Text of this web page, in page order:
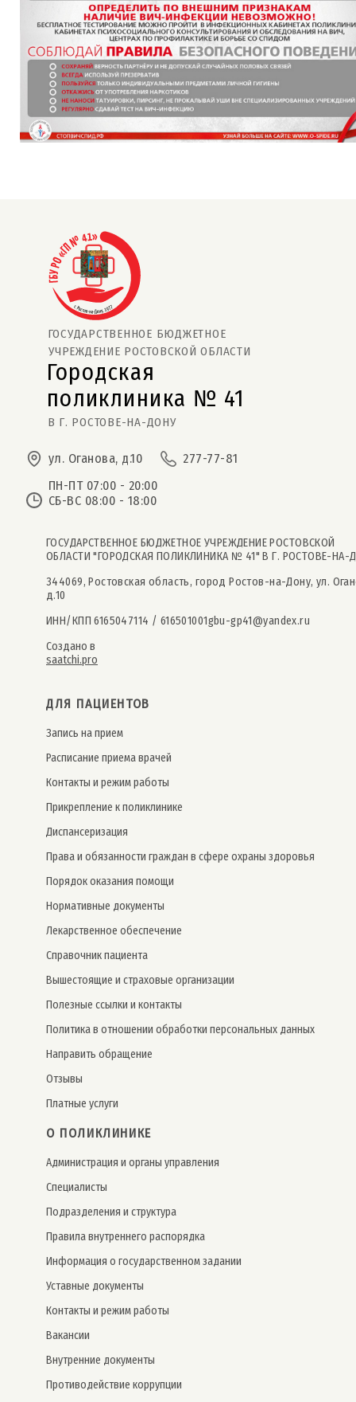
В Г. РОСТОВЕ-НА-ДОНУ
ГОСУДАРСТВЕННОЕ БЮДЖЕТНОЕ
поликлиника № 41
УЧРЕЖДЕНИЕ РОСТОВСКОЙ ОБЛАСТИ
Городская
ул. Оганова, д.10
277-77-81
ПН-ПТ 07:00 - 20:00
СБ-ВС 08:00 - 18:00
ГОСУДАРСТВЕННОЕ БЮДЖЕТНОЕ УЧРЕЖДЕНИЕ РОСТОВСКОЙ
ОБЛАСТИ "ГОРОДСКАЯ ПОЛИКЛИНИКА № 41" В Г. РОСТОВЕ-НА-
344069, Ростовская область, город Ростов-на-Дону, ул.
д.10
ИНН/КПП 6165047114 / 616501001gbu-gp41@yandex.ru
Создано в
saatchi.pro
ДЛЯ ПАЦИЕНТОВ
Запись на прием
Расписание приема врачей
Контакты и режим работы
Прикрепление к поликлинике
Дис­пансе­риза­ция
Права и обязанности граждан в сфере охраны здоровья
Порядок оказания помощи
Нормативные документы
Лекарственное обеспечение
Справочник пациента
Вышестоящие и страховые организации
Полезные ссылки и контакты
Политика в отношении обработки персональных данных
Направить обращение
Отзывы
Платные услуги
О ПОЛИКЛИНИКЕ
Администрация и органы управления
Специалисты
Подразделения и структура
Правила внутреннего распорядка
Информация о государственном задании
Уставные документы
Контакты и режим работы
Вакансии
Внутренние документы
Противодействие коррупции